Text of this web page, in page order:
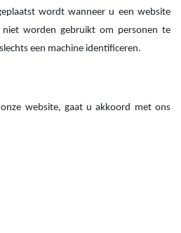
wordt wanneer u een website
niet worden gebruikt om personen te
een machine identificeren.
website, gaat u akkoord met ons